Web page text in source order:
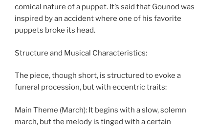
comical nature of a puppet. It’s said that Gounod was
inspired by an accident where one of his favorite
puppets broke its head.
Structure and Musical Characteristics:
The piece, though short, is structured to evoke a
funeral procession, but with eccentric traits:
Main Theme (March): It begins with a slow, solemn
march, but the melody is tinged with a certain